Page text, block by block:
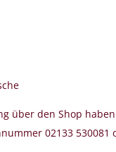
über den Shop
02133